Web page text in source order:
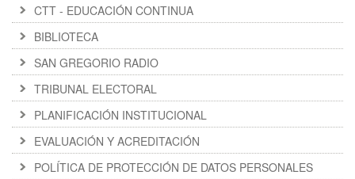
CTT - EDUCACIÓN CONTINUA
BIBLIOTECA
SAN GREGORIO RADIO
TRIBUNAL ELECTORAL
PLANIFICACIÓN INSTITUCIONAL
EVALUACIÓN Y ACREDITACIÓN
POLÍTICA DE PROTECCIÓN DE DATOS PERSONALES